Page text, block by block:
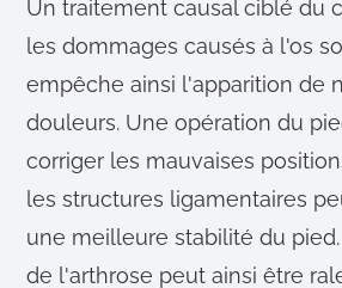
Un traitement causal ciblé du
les dommages causés à l'os
empêche ainsi l'apparition de
douleurs. Une opération du
corriger les mauvaises
les structures ligamentaires
une meilleure stabilité du
de l'arthrose peut ainsi être